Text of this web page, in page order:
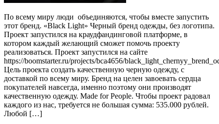
По всему миру люди объединяются, чтобы вместе запустить
этот бренд. «Black Light» Черный бренд одежды, без логотипа.
Проект запустился на краудфандинговой платформе, в
котором каждый желающий сможет помочь проекту
реализоваться. Проект запустился на сайте
https://boomstarter.ru/projects/bca4656/
Цель проекта создать качественную черную одежду, с
доставкой по всему миру. Бренд на целен завоевать сердца
покупателей навсегда, именно поэтому они производят
качественную одежду. Made for People. Чтобы проект радовал
каждого из нас, требуется не большая сумма: 535.000 рублей.
Любой […]